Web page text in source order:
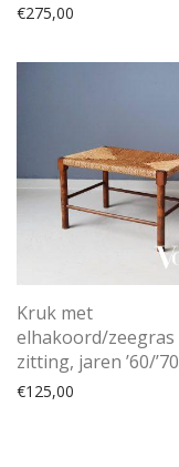
€275,00
Kruk met
elhakoord/zeegras
zitting, jaren ’60/’70
€125,00